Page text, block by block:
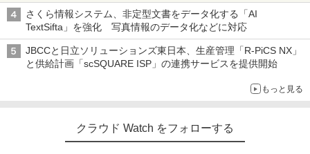
さくら情報システム、非定型文書をデータ化する「AI
TextSifta」を強化 写真情報のデータ化などに対応
JBCCと日立ソリューションズ東日本、生産管理「R-PiCS NX」
と供給計画「scSQUARE ISP」の連携サービスを提供開始
もっと見る
クラウド Watch をフォローする